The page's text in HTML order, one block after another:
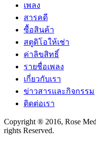
เพลง
สารคดี
ซื้อสินค้า
สตูดิโอให้เช่า
ค่าลิขสิทธิ์
รายชื่อเพลง
เกี่ยวกับเรา
ข่าวสารและกิจกรรม
ติดต่อเรา
Copyright ® 2016, Rose
rights Reserved.